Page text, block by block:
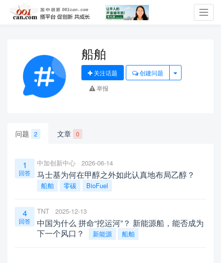
船舶
关注话题
创建问题
举报
问题 2 文章 0
1
回答
中加创新中心 2026-06-14
马士基为何在甲醇之外如此认真地布局乙醇？
船舶 零碳 BioFuel
4
回答
TNT 2025-12-13
中国为什么 拼命“挖运河”？ 新能源船，能否成为
下一个风口？
新能源 船舶